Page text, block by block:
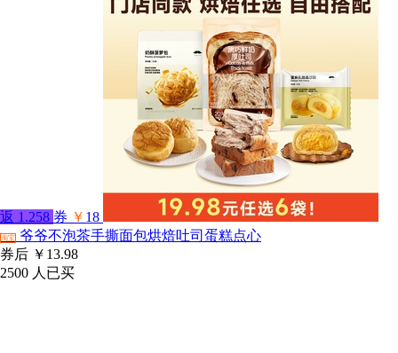
返 1.258 券 ￥ 18
淘宝 爷爷不泡茶手撕面包烘焙吐司蛋糕点心
券后 ￥13.98
2500 人已买